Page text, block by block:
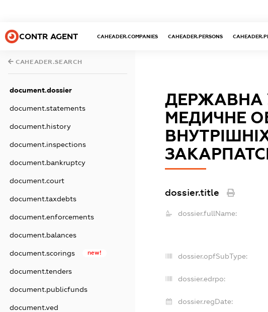
CONTR AGENT CAHEADER.COMPANIES CAHEADER.PERSONS
CAHEADER.SEARCH
document.dossier
document.statements
document.history
document.inspections
document.bankruptcy
document.court
document.taxdebts
document.enforcements
document.balances
document.scorings new!
document.tenders
document.publicfunds
document.ved
ДЕРЖАВНА
МЕДИЧНЕ
dossier.title
dossier.fullName:
dossier.opfSubType:
dossier.edrpo:
dossier.regDate: